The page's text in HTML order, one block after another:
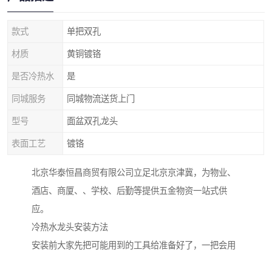
款式 单把双孔
材质 黄铜镀铬
是否冷热水 是
同城服务 同城物流送货上门
型号 面盆双孔龙头
表面工艺 镀铬
北京华泰恒昌商贸有限公司立足北京京津冀，为物业、
酒店、商厦、、学校、后勤等提供五金物资一站式供
应。
冷热水龙头安装方法
安装前大家先把可能用到的工具给准备好了，一把会用